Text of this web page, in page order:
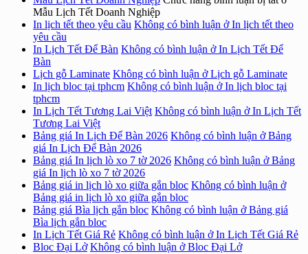
Mẫu Lịch Tết Doanh Nghiệp
In lịch tết theo yêu cầu Không có bình luận ở In lịch tết theo
yêu cầu
In Lịch Tết Để Bàn Không có bình luận ở In Lịch Tết Để
Bàn
Lịch gỗ Laminate Không có bình luận ở Lịch gỗ Laminate
In lịch bloc tại tphcm Không có bình luận ở In lịch bloc tại
tphcm
In Lịch Tết Tương Lai Việt Không có bình luận ở In Lịch Tết
Tương Lai Việt
Bảng giá In Lịch Để Bàn 2026 Không có bình luận ở Bảng
giá In Lịch Để Bàn 2026
Bảng giá In lịch lò xo 7 tờ 2026 Không có bình luận ở Bảng
giá In lịch lò xo 7 tờ 2026
Bảng giá in lịch lò xo giữa gắn bloc Không có bình luận ở
Bảng giá in lịch lò xo giữa gắn bloc
Bảng giá Bìa lịch gắn bloc Không có bình luận ở Bảng giá
Bìa lịch gắn bloc
In Lịch Tết Giá Rẻ Không có bình luận ở In Lịch Tết Giá Rẻ
Bloc Đại Lở Không có bình luận ở Bloc Đại Lở